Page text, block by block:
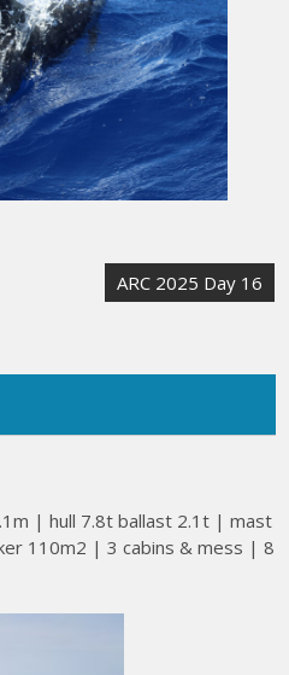
ARC 2025 Day 16
| hull 7.8t ballast 2.1t | mast
110m2 | 3 cabins & mess | 8